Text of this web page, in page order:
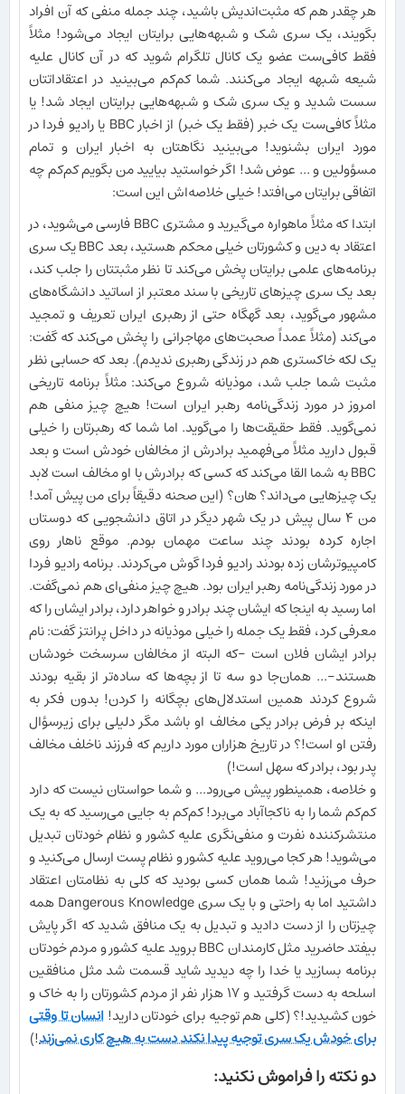
هر چقدر هم که مثبت‌اندیش باشید، چند جمله منفی که آن افراد
بگویند، یک سری شک و شبهه‌هایی برایتان ایجاد می‌شود! مثلاً
فقط کافی‌ست عضو یک کانال تلگرام شوید که در آن کانال علیه
شیعه شبهه ایجاد می‌کنند. شما کم‌کم می‌بینید در اعتقاداتتان
سست شدید و یک سری شک و شبهه‌هایی برایتان ایجاد شد! یا
مثلاً کافی‌ست یک خبر (فقط یک خبر) از اخبار BBC یا رادیو فردا در
مورد ایران بشنوید! می‌بینید نگاهتان به اخبار ایران و تمام
مسؤولین و ... عوض شد! اگر خواستید بیایید من بگویم کم‌کم چه
اتفاقی برایتان می‌افتد! خیلی خلاصه‌اش این است:
ابتدا که مثلاً ماهواره می‌گیرید و مشتری BBC فارسی می‌شوید، در
اعتقاد به دین و کشورتان خیلی محکم هستید، بعد BBC یک سری
برنامه‌های علمی برایتان پخش می‌کند تا نظر مثبتتان را جلب کند،
بعد یک سری چیزهای تاریخی با سند معتبر از اساتید دانشگاه‌های
مشهور می‌گوید، بعد گهگاه حتی از رهبری ایران تعریف و تمجید
می‌کند (مثلاً عمداً صحبت‌های مهاجرانی را پخش می‌کند که گفت:
یک لکه خاکستری هم در زندگی رهبری ندیدم). بعد که حسابی نظر
مثبت شما جلب شد، موذیانه شروع می‌کند: مثلاً برنامه تاریخی
امروز در مورد زندگی‌نامه رهبر ایران است! هیچ چیز منفی هم
نمی‌گوید. فقط حقیقت‌ها را می‌گوید. اما شما که رهبرتان را خیلی
قبول دارید مثلاً می‌فهمید برادرش از مخالفان خودش است و بعد
BBC به شما القا می‌کند که کسی که برادرش با او مخالف است لابد
یک چیزهایی می‌داند؟ هان؟ (این صحنه دقیقاً برای من پیش آمد!
من ۴ سال پیش در یک شهر دیگر در اتاق دانشجویی که دوستان
اجاره کرده بودند چند ساعت مهمان بودم. موقع ناهار روی
کامپیوترشان زده بودند رادیو فردا گوش می‌کردند. برنامه رادیو فردا
در مورد زندگی‌نامه رهبر ایران بود. هیچ چیز منفی‌ای هم نمی‌گفت.
اما رسید به اینجا که ایشان چند برادر و خواهر دارد، برادر ایشان را که
معرفی کرد، فقط یک جمله را خیلی موذیانه در داخل پرانتز گفت: نام
برادر ایشان فلان است -که البته از مخالفان سرسخت خودشان
هستند-... همان‌جا دو سه تا از بچه‌ها که ساده‌تر از بقیه بودند
شروع کردند همین استدلال‌های بچگانه را کردن! بدون فکر به
اینکه بر فرض برادر یکی مخالف او باشد مگر دلیلی برای زیرسؤال
رفتن او است!؟ در تاریخ هزاران مورد داریم که فرزند ناخلف مخالف
پدر بود، برادر که سهل است!)
و خلاصه، همینطور پیش می‌رود... و شما حواستان نیست که دارد
کم‌کم شما را به ناکجاآباد می‌برد! کم‌کم به جایی می‌رسید که به یک
منتشرکننده نفرت و منفی‌نگری علیه کشور و نظام خودتان تبدیل
می‌شوید! هر کجا می‌روید علیه کشور و نظام پست ارسال می‌کنید و
حرف می‌زنید! شما همان کسی بودید که کلی به نظامتان اعتقاد
داشتید اما به راحتی و با یک سری Dangerous Knowledge همه
چیزتان را از دست دادید و تبدیل به یک منافق شدید که اگر پایش
بیفتد حاضرید مثل کارمندان BBC بروید علیه کشور و مردم خودتان
برنامه بسازید یا خدا را چه دیدید شاید قسمت شد مثل منافقین
اسلحه به دست گرفتید و ۱۷ هزار نفر از مردم کشورتان را به خاک و
خون کشیدید!؟ (کلی هم توجیه برای خودتان دارید! انسان تا وقتی
برای خودش یک سری توجیه پیدا نکند دست به هیچ کاری نمی‌زند!)
دو نکته را فراموش نکنید: